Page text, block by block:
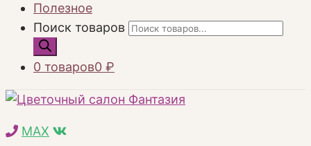
Полезное
Поиск товаров
0 товаров0 ₽
MAX